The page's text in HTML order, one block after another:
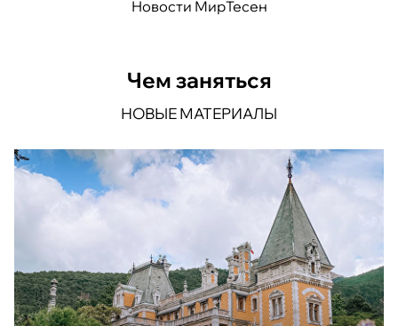
Новости МирТесен
Чем заняться
НОВЫЕ МАТЕРИАЛЫ